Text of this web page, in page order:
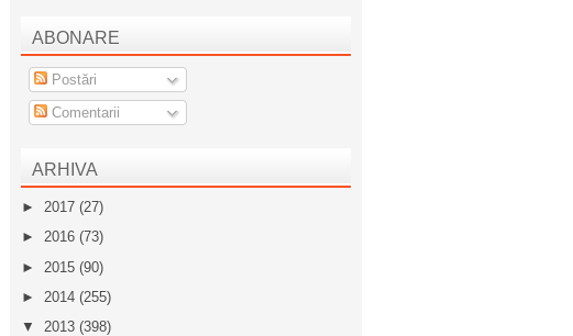
ABONARE
Postări
Comentarii
ARHIVA
► 2017 (27)
► 2016 (73)
► 2015 (90)
► 2014 (255)
▼ 2013 (398)